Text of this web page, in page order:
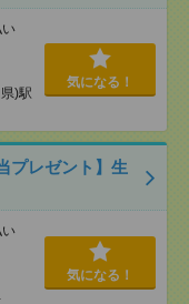
)駅
気になる！
プレゼント】生
気になる！